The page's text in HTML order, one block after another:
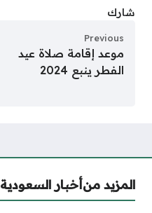
شارك
Previous
موعد إقامة صلاة عيد
الفطر ينبع 2024
المزيد منأخبار السعودية